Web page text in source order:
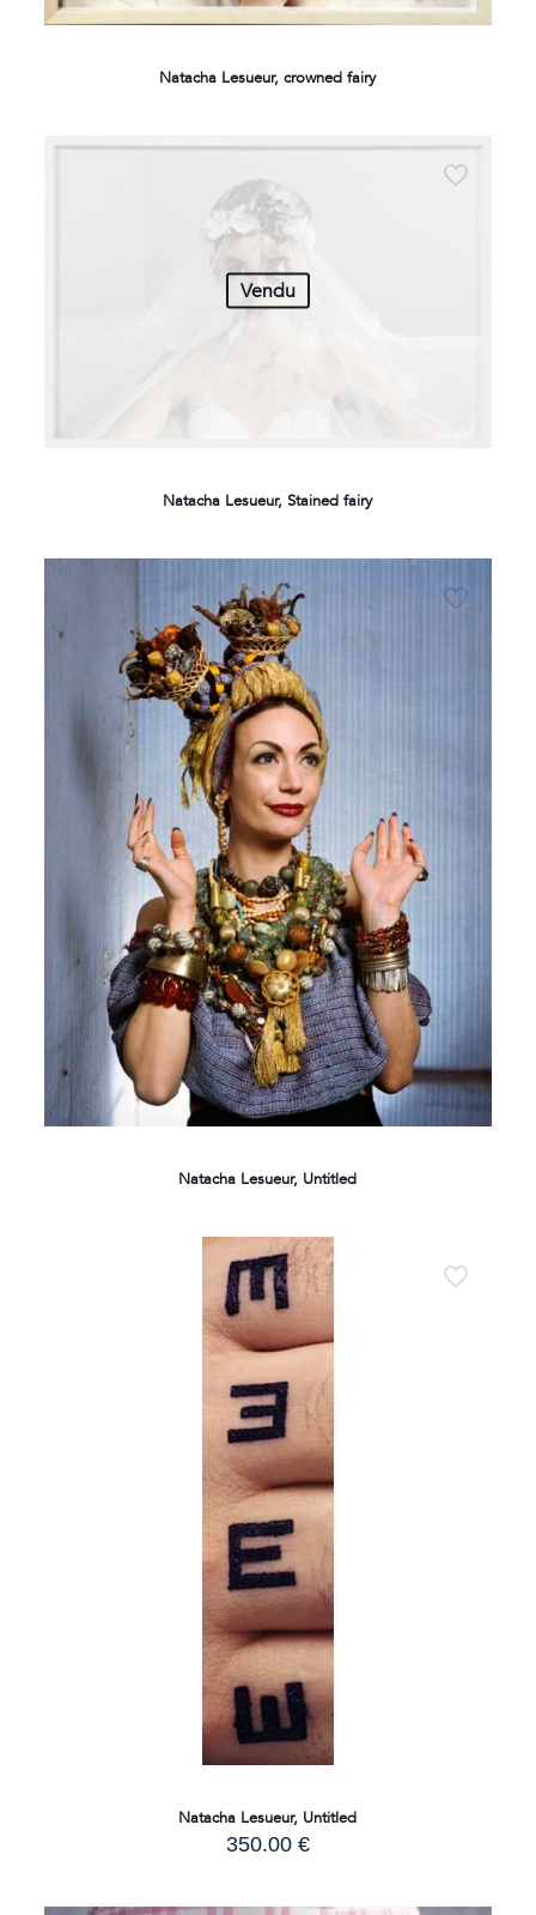
Natacha Lesueur, crowned fairy
Vendu
Natacha Lesueur, Stained fairy
Natacha Lesueur, Untitled
Natacha Lesueur, Untitled
350.00 €